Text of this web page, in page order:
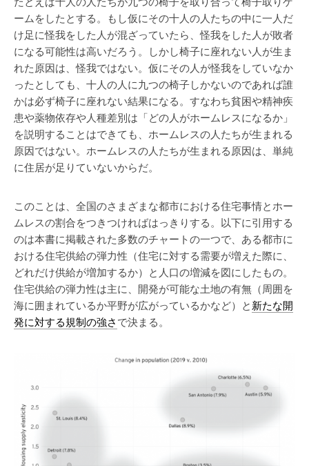
ームをしたとする。もし仮にその十人の人たちの中に一人だ
け足に怪我をした人が混ざっていたら、怪我をした人が敗者
になる可能性は高いだろう。しかし椅子に座れない人が生ま
れた原因は、怪我ではない。仮にその人が怪我をしていなか
ったとしても、十人の人に九つの椅子しかないのであれば誰
かは必ず椅子に座れない結果になる。すなわち貧困や精神疾
患や薬物依存や人種差別は「どの人がホームレスになるか」
を説明することはできても、ホームレスの人たちが生まれる
原因ではない。ホームレスの人たちが生まれる原因は、単純
に住居が足りていないからだ。
このことは、全国のさまざまな都市における住宅事情とホー
ムレスの割合をつきつければはっきりする。以下に引用する
のは本書に掲載された多数のチャートの一つで、ある都市に
おける住宅供給の弾力性（住宅に対する需要が増えた際に、
どれだけ供給が増加するか）と人口の増減を図にしたもの。
住宅供給の弾力性は主に、開発が可能な土地の有無（周囲を
海に囲まれているか平野が広がっているかなど）と 新たな開
発に対する規制の強さ で決まる。